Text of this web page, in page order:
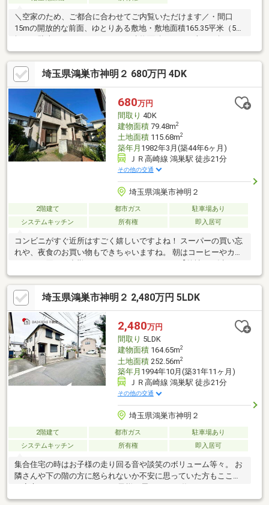
＼空家のため、ご都合に合わせてご内覧いただけます／・間口
15mの開放的な前面、ゆとりある敷地・敷地面積165.35平米（50
広々とした居住空間・軽量鉄骨造のしっかりとした構造・都市ガ
ス対応で光熱費も安心・駐車スペース1台確保済み・タンクレスト
イレ採用・浴室暖房乾燥機付きで快適なバスタイム・バルコニー
の陽当たり良好徒歩5分圏内にはウェルシアやローソン、ワークマ
ンプラスが揃い、日常の買い物も便利◎！小学校まで徒歩9分～近
くに保育所もあり、お子様がいるご家庭にも安心の子育て環境で
す！
埼玉県鴻巣市神明２ 680万円 4DK
680万円
間取り 4DK
建物面積79.48m2
土地面積115.68m2
築年月 1982年3月(築44年6ヶ月)
ＪＲ高崎線 鴻巣駅 徒歩21分
その他の交通
埼玉県鴻巣市神明２
2階建て 都市ガス
駐車場あり
システムキッチン
所有権 即入居可
コンビニがすぐ近所はすごく嬉しいですよね！ スーパーの買い忘
れや、夜食のお買い物もできちゃいますね。 朝はコーヒーやカフ
ェラテを買って出勤してみてはいかがですか？【弊社では以下の
５つをお客様にお約束いたします】1.物件の善し悪しは全て正直
にお話しします。2.無理な売り込みや契約の催促、突然の訪問
等、しつこい営業は一切行いません。3.契約したら終わりではな
くお引き渡し後、お引越し後もお客様のパートナーであること。
4.ウソやおとり広告は一切使いません。(データ更新は迅速に行い
ます。）5.お客様の個人情報は細心の注意を払って取り扱いしま
す。
埼玉県鴻巣市神明２ 2,480万円 5LDK
2,480万円
間取り 5LDK
建物面積164.65m2
土地面積252.56m2
築年月 1994年10月(築31年11ヶ月)
ＪＲ高崎線 鴻巣駅 徒歩21分
その他の交通
埼玉県鴻巣市神明２
2階建て 都市ガス
駐車場あり
システムキッチン
所有権 即入居可
集合住宅の時はお子様の走り回る音や談笑のボリューム等々。 お
隣さんや下の階の方に怒られないか不安に思っていた方もここな
か？【弊社では以下の５つをお客様にお約束いたします】1.物件